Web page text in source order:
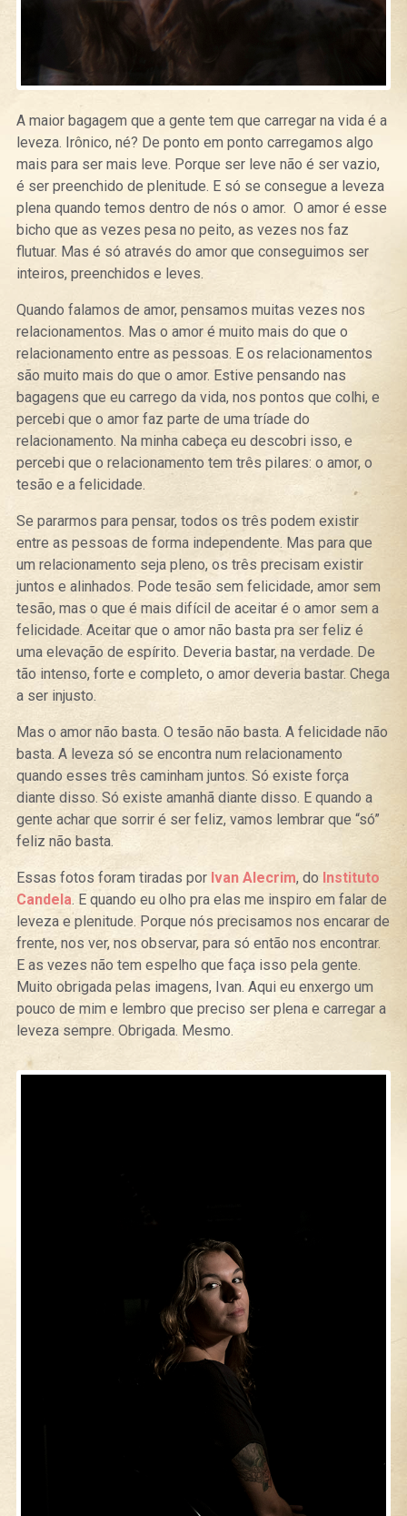
A maior bagagem que a gente tem que carregar na vida é a
leveza. Irônico, né? De ponto em ponto carregamos algo
mais para ser mais leve. Porque ser leve não é ser vazio,
é ser preenchido de plenitude. E só se consegue a leveza
plena quando temos dentro de nós o amor. O amor é esse
bicho que as vezes pesa no peito, as vezes nos faz
flutuar. Mas é só através do amor que conseguimos ser
inteiros, preenchidos e leves.
Quando falamos de amor, pensamos muitas vezes nos
relacionamentos. Mas o amor é muito mais do que o
relacionamento entre as pessoas. E os relacionamentos
são muito mais do que o amor. Estive pensando nas
bagagens que eu carrego da vida, nos pontos que colhi, e
percebi que o amor faz parte de uma tríade do
relacionamento. Na minha cabeça eu descobri isso, e
percebi que o relacionamento tem três pilares: o amor, o
tesão e a felicidade.
Se pararmos para pensar, todos os três podem existir
entre as pessoas de forma independente. Mas para que
um relacionamento seja pleno, os três precisam existir
juntos e alinhados. Pode tesão sem felicidade, amor sem
tesão, mas o que é mais difícil de aceitar é o amor sem a
felicidade. Aceitar que o amor não basta pra ser feliz é
uma elevação de espírito. Deveria bastar, na verdade. De
tão intenso, forte e completo, o amor deveria bastar. Chega
a ser injusto.
Mas o amor não basta. O tesão não basta. A felicidade não
basta. A leveza só se encontra num relacionamento
quando esses três caminham juntos. Só existe força
diante disso. Só existe amanhã diante disso. E quando a
gente achar que sorrir é ser feliz, vamos lembrar que “só”
feliz não basta.
Essas fotos foram tiradas por Ivan Alecrim, do Instituto
Candela. E quando eu olho pra elas me inspiro em falar de
leveza e plenitude. Porque nós precisamos nos encarar de
frente, nos ver, nos observar, para só então nos encontrar.
E as vezes não tem espelho que faça isso pela gente.
Muito obrigada pelas imagens, Ivan. Aqui eu enxergo um
pouco de mim e lembro que preciso ser plena e carregar a
leveza sempre. Obrigada. Mesmo.